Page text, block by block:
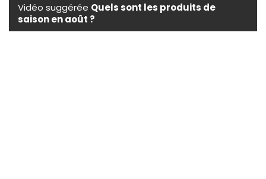
Vidéo suggérée Quels sont les produits de
saison en août ?